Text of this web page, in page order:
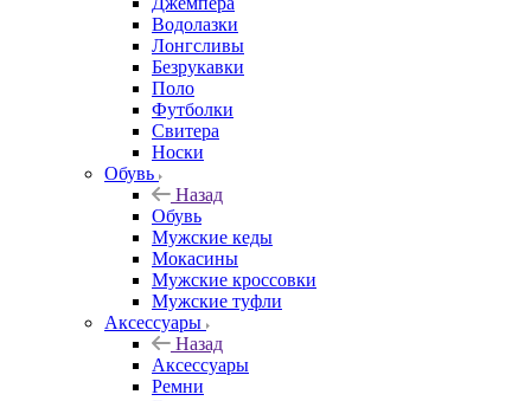
Водолазки
Лонгсливы
Безрукавки
Поло
Футболки
Свитера
Носки
Обувь
Назад
Обувь
Мужские кеды
Мокасины
Мужские кроссовки
Мужские туфли
Аксессуары
Назад
Аксессуары
Ремни